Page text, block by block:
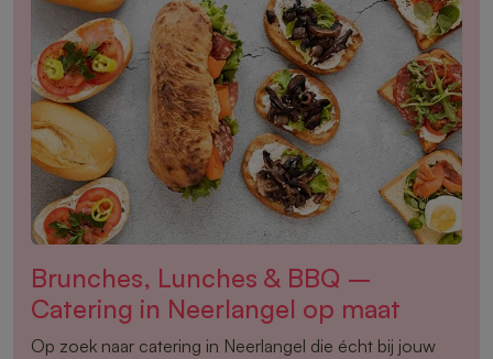
Brunches, Lunches & BBQ –
Catering in Neerlangel op maat
Op zoek naar catering in Neerlangel die écht bij jouw